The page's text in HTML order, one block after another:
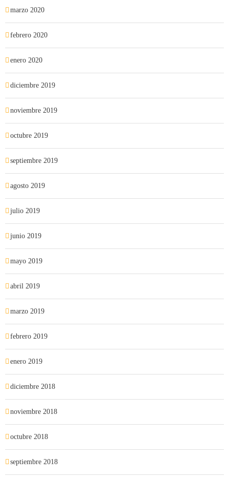
marzo 2020
febrero 2020
enero 2020
diciembre 2019
noviembre 2019
octubre 2019
septiembre 2019
agosto 2019
julio 2019
junio 2019
mayo 2019
abril 2019
marzo 2019
febrero 2019
enero 2019
diciembre 2018
noviembre 2018
octubre 2018
septiembre 2018